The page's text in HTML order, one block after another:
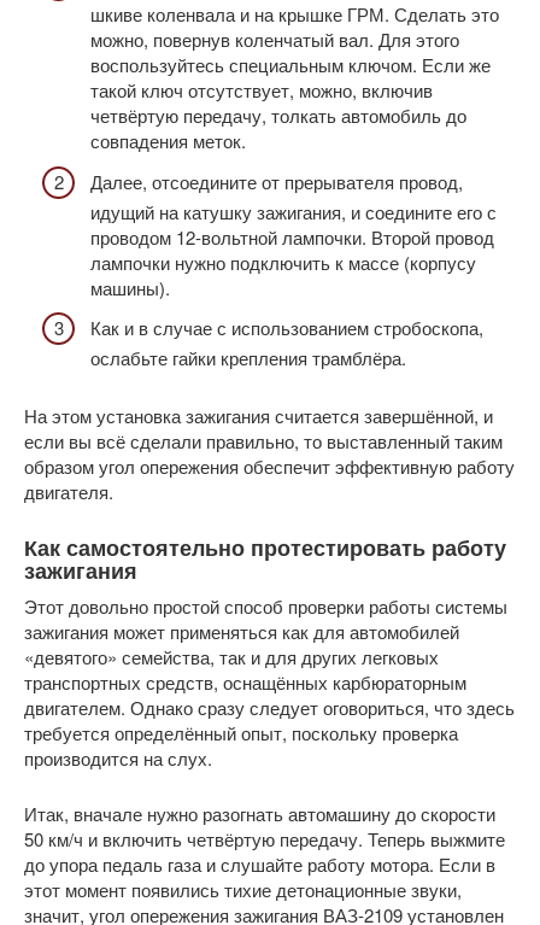
шкиве коленвала и на крышке ГРМ. Сделать это
можно, повернув коленчатый вал. Для этого
воспользуйтесь специальным ключом. Если же
такой ключ отсутствует, можно, включив
четвёртую передачу, толкать автомобиль до
совпадения меток.
Далее, отсоедините от прерывателя провод,
идущий на катушку зажигания, и соедините его с
проводом 12-вольтной лампочки. Второй провод
лампочки нужно подключить к массе (корпусу
машины).
Как и в случае с использованием стробоскопа,
ослабьте гайки крепления трамблёра.
На этом установка зажигания считается завершённой, и
если вы всё сделали правильно, то выставленный таким
образом угол опережения обеспечит эффективную работу
двигателя.
Как самостоятельно протестировать работу
зажигания
Этот довольно простой способ проверки работы системы
зажигания может применяться как для автомобилей
«девятого» семейства, так и для других легковых
транспортных средств, оснащённых карбюраторным
двигателем. Однако сразу следует оговориться, что здесь
требуется определённый опыт, поскольку проверка
производится на слух.
Итак, вначале нужно разогнать автомашину до скорости
50 км/ч и включить четвёртую передачу. Теперь выжмите
до упора педаль газа и слушайте работу мотора. Если в
этот момент появились тихие детонационные звуки,
значит, угол опережения зажигания ВАЗ-2109 установлен